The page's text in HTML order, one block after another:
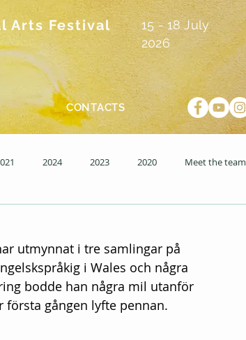
Arts Festival
15 - 18 July
2026
CONTACTS
2024 2023 2020 Meet the team
utmynnat i tre samlingar på
i Wales och några
bodde han några mil utanför
första gången lyfte pennan.